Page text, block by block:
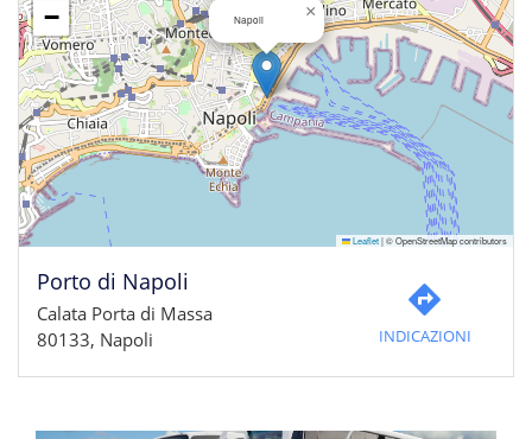
Napoli ×
−
Leaflet|© OpenStreetMap contributors
Porto di Napoli
Calata Porta di Massa
80133, Napoli
INDICAZIONI